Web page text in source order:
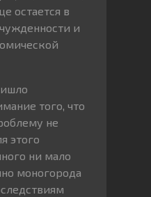
остается в
и
того, что
не
этого
ни мало
моногорода